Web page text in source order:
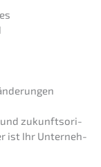
und zukunfts­ori­
ist Ihr Unter­neh­